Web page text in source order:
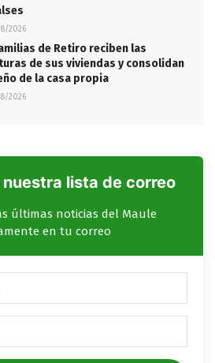
2026
de Retiro reciben las
de sus viviendas y consolidan
de la casa propia
2026
lista de correo
últimas noticias del Maule
en tu correo